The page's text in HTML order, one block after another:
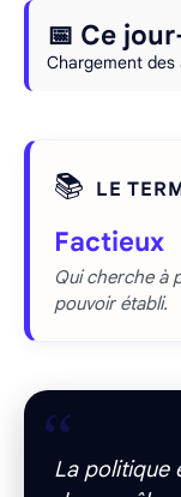
📅 Ce
Chargement des
📚 LE
Factieux
Qui cherche à
pouvoir établi.
“
La politique